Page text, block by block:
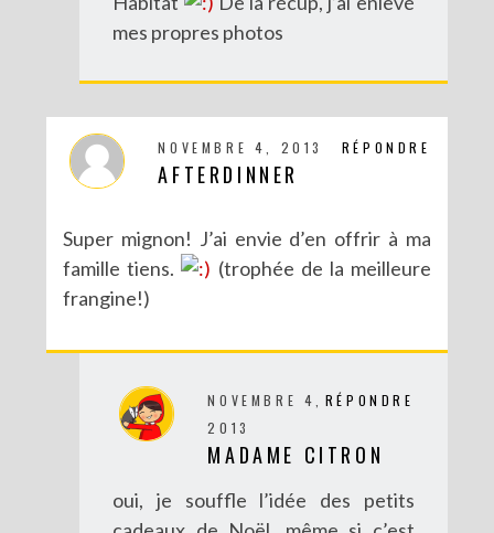
mes propres photos
RÉPONDRE
NOVEMBRE 4, 2013
AFTERDINNER
Super mignon! J’ai envie d’en offrir à ma
famille tiens.
(trophée de la meilleure
frangine!)
RÉPONDRE
NOVEMBRE 4,
2013
MADAME CITRON
oui, je souffle l’idée des petits